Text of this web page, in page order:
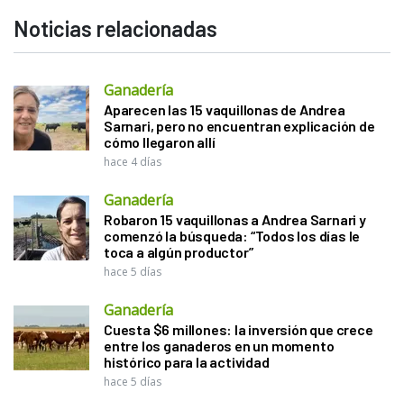
Noticias relacionadas
Ganadería
Aparecen las 15 vaquillonas de Andrea
Sarnari, pero no encuentran explicación de
cómo llegaron allí
hace 4 días
Ganadería
Robaron 15 vaquillonas a Andrea Sarnari y
comenzó la búsqueda: “Todos los días le
toca a algún productor”
hace 5 días
Ganadería
Cuesta $6 millones: la inversión que crece
entre los ganaderos en un momento
histórico para la actividad
hace 5 días